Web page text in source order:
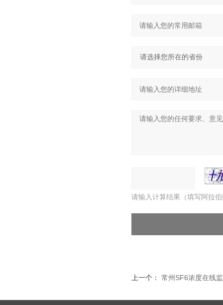
请输入计算结果（填写阿拉
上一个： 常州SF6浓度在线